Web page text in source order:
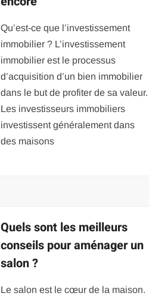
Qu’est-ce que l’investissement
immobilier ? L’investissement
immobilier est le processus
d’acquisition d’un bien immobilier
dans le but de profiter de sa valeur.
Les investisseurs immobiliers
investissent généralement dans
des maisons
Quels sont les meilleurs
conseils pour aménager un
salon ?
Le salon est le cœur de la maison.